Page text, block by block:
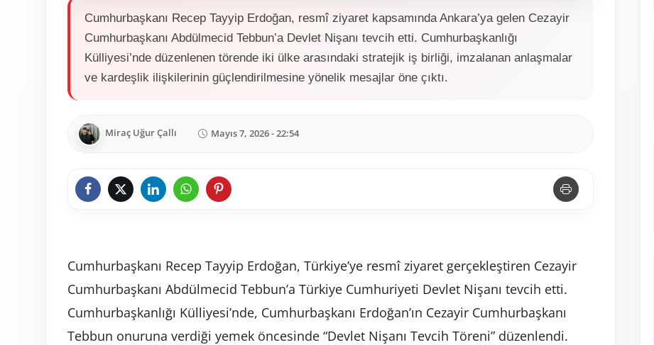
Cumhurbaşkanı Recep Tayyip Erdoğan, resmî ziyaret kapsamında Ankara’ya gelen Cezayir
Cumhurbaşkanı Abdülmecid Tebbun’a Devlet Nişanı tevcih etti. Cumhurbaşkanlığı
Külliyesi’nde düzenlenen törende iki ülke arasındaki stratejik iş birliği, imzalanan anlaşmalar
ve kardeşlik ilişkilerinin güçlendirilmesine yönelik mesajlar öne çıktı.
Miraç Uğur Çallı Mayıs 7, 2026 - 22:54
Cumhurbaşkanı Recep Tayyip Erdoğan, Türkiye’ye resmî ziyaret gerçekleştiren Cezayir
Cumhurbaşkanı Abdülmecid Tebbun’a Türkiye Cumhuriyeti Devlet Nişanı tevcih etti.
Cumhurbaşkanlığı Külliyesi’nde, Cumhurbaşkanı Erdoğan’ın Cezayir Cumhurbaşkanı
Tebbun onuruna verdiği yemek öncesinde “Devlet Nişanı Tevcih Töreni” düzenlendi.